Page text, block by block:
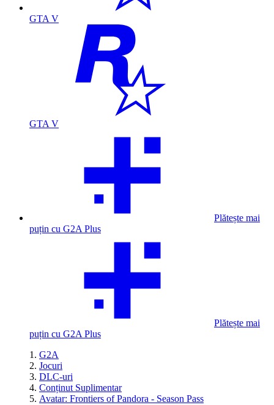
GTA V
GTA V
Plătește mai
puțin cu G2A Plus
Plătește mai
puțin cu G2A Plus
G2A
Jocuri
DLC-uri
Conținut Suplimentar
Avatar: Frontiers of Pandora - Season Pass